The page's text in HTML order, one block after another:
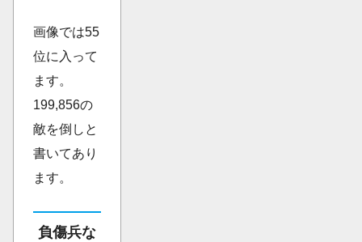
画像では55
位に入って
ます。
199,856の
敵を倒しと
書いてあり
ます。
負傷兵な